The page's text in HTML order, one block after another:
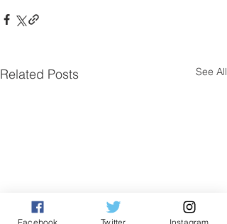
Related Posts See All
Facebook Twitter Instagram